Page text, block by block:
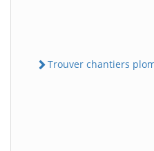
Trouver chantiers